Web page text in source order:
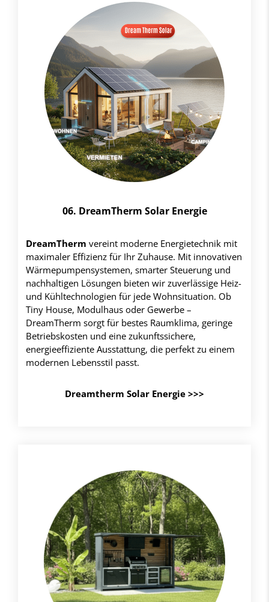
06. DreamTherm Solar Energie
DreamTherm vereint moderne Energietechnik mit
maximaler Effizienz für Ihr Zuhause. Mit innovativen
Wärmepumpensystemen, smarter Steuerung und
nachhaltigen Lösungen bieten wir zuverlässige Heiz-
und Kühltechnologien für jede Wohnsituation. Ob
Tiny House, Modulhaus oder Gewerbe –
DreamTherm sorgt für bestes Raumklima, geringe
Betriebskosten und eine zukunftssichere,
energieeffiziente Ausstattung, die perfekt zu einem
modernen Lebensstil passt.
Dreamtherm Solar Energie >>>